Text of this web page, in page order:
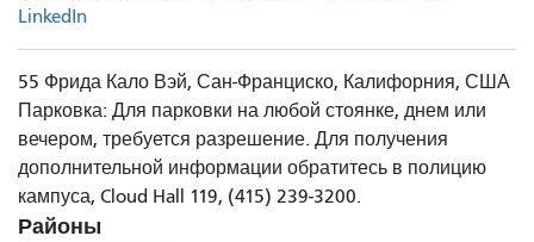
LinkedIn
55 Фрида Кало Вэй, Сан-Франциско, Калифорния, США
Парковка: Для парковки на любой стоянке, днем ​​или
вечером, требуется разрешение. Для получения
дополнительной информации обратитесь в полицию
кампуса, Cloud Hall 119, (415) 239-3200.
Районы